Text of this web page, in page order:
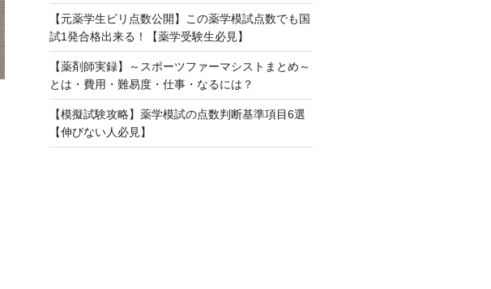
【元薬学生ビリ点数公開】この薬学模試点数でも国
試1発合格出来る！【薬学受験生必見】
【薬剤師実録】～スポーツファーマシストまとめ～
とは・費用・難易度・仕事・なるには？
【模擬試験攻略】薬学模試の点数判断基準項目6選
【伸びない人必見】